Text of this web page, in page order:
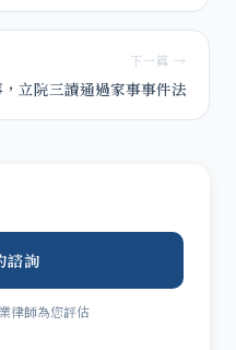
下一篇 →
立院三讀通過家事事件法
諮詢
律師為您評估